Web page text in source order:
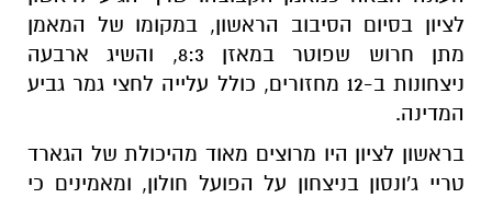
לציון בסיום הסיבוב הראשון, במקומו של המאמן
מתן חרוש שפוטר במאזן 8:3, והשיג ארבעה
ניצחונות ב-12 מחזורים, כולל עלייה לחצי גמר גביע
המדינה.
בראשון לציון היו מרוצים מאוד מהיכולת של הגארד
טריי ג'ונסון בניצחון על הפועל חולון, ומאמינים כי